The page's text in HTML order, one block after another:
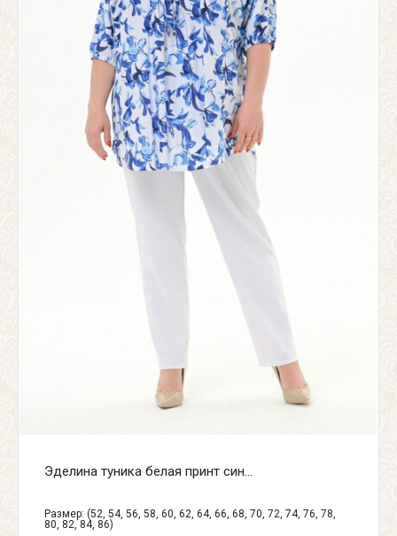
Эделина туника белая принт син...
Размер: (52, 54, 56, 58, 60, 62, 64, 66, 68, 70, 72, 74, 76, 78,
80, 82, 84, 86)